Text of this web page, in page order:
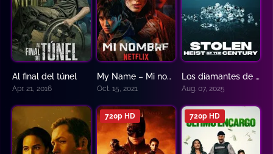
Al final del túnel
Apr. 21, 2016
8.231
My Name – Mi nombre
Oct. 15, 2021
6.7 Los diamantes de Amberes: El robo del siglo
Aug. 07, 2025
720p HD 720p HD